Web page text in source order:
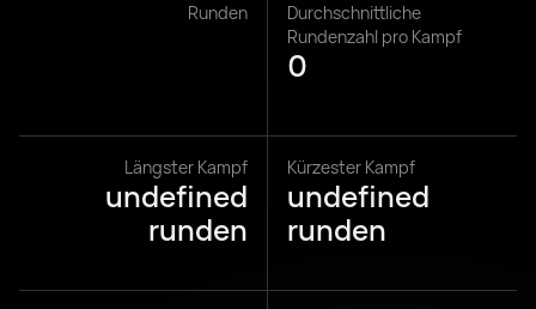
Runden
Durchschnittliche
Rundenzahl pro Kampf
0
Längster Kampf
undefined
runden
Kürzester Kampf
undefined
runden